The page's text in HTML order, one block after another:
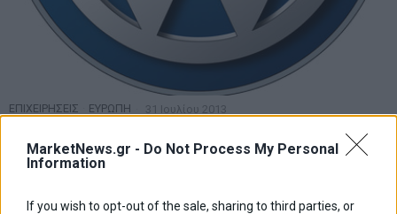
MarketNews.gr - Do Not Process My Personal
Information
If you wish to opt-out of the sale, sharing to third parties, or
ΕΠΙΧΕΙΡΗΣΕΙΣ ΕΥΡΩΠΗ 31 Ιουλίου 2013
β΄3μηνο
VW: Στα €3,44 δισ. το λειτουργικό κόστος το β΄3μηνο